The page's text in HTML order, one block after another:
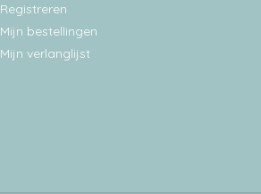
Registreren
Mijn bestellingen
Mijn verlanglijst